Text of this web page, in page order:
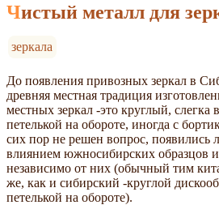
Чистый металл для
зеркала
До появления привозных зеркал в
древняя местная традиция
местных зеркал -это круглый,
петелькой на обороте, иногда с
сих пор не решен вопрос, появились
влиянием южносибирских образцов
независимо от них (обычный тим
же, как и сибирский -круглой
петелькой на обороте).